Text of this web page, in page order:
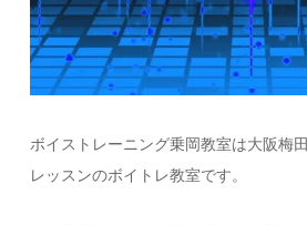
ボイストレーニング乗岡教室は大阪梅
レッスンのボイトレ教室です。